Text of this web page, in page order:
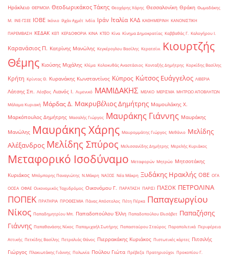
Ηράκλειο ΘΕΡΜΟΙΛ Θεοδωρικάκος Τάκης Θεοχάρης Χάρης Θεσσαλονίκη Θράκη Θωμαδάκης
Μ. ΙΝΕ-ΓΣΕΕ ΙΟΒΕ Ικόνιο Ιλχάν Αχμέτ Ινδία Ιράν Ιταλία ΚΑΔ ΚΑΘΗΜΕΡΙΝΗ ΚΑΝΟΝΙΣΤΙΚΗ
ΠΑΡΕΜΒΑΣΗ ΚΕΔΑΚ ΚΕΠ ΚΕΡΔΟΦΟΡΙΑ ΚΙΝΑ ΚΤΕΟ Κίνα Κίνημα Δημοκρατίας Καββαθάς Γ. Καλογήρου Ι.
Καρανάσιος Π. Κατρίνης Μανώλης Κεγκέρογλου Βασίλης Κερατσίνι
Κιουρτζής
Θέμης Κιούσης Μιχάλης Κλίμα Κολοκυθάς Αναστάσιος Κονταξής Δημήτρης Κορκίδης Βασίλης
Κρήτη Κρίντας Θ. Κυρανάκης Κωνσταντίνος Κύπρος Κώτσος Ευάγγελος ΛΙΒΕΡΙΑ
Λάτσης Σπ. Λέσβος Λιανός Ι. Λιμενικό ΜΑΜΙΔΑΚΗΣ ΜΕΛΚΟ ΜΕΡΙΣΜΑ ΜΗΤΡΩΟ ΑΠΟΒΛΗΤΩΝ
Μάλαμα Κυριακή Μάρδας Δ. Μακρυβέλιος Δημήτρης Μαμουλάκης Χ.
Μαρκόπουλος Δημήτρης Μασαλής Γιώργος Μαυράκης Γιάννης Μαυράκης
Μανώλης Μαυράκης Χάρης Μαυρομμάτης Γιώργος Μεθάνιο Μελίδης
Αλέξανδρος Μελίδης Σπύρος Μελισσανίδης Δημήτρης Μερελής Κυριάκος
Μεταφορικό Ισοδύναμο Μεταφορών Μητρώο Μητσοτάκης
Κυριάκος Μπόμπορης Παναγιώτης Ν.Μάκρη ΝΑΞΟΣ Νέα Μάκρη Ξυδάκης Ηρακλής ΟΒΕ ΟΓΑ
ΟΟΣΑ ΟΦΑΕ Οικονομικός Ταχυδρόμος Οικονόμου Γ. ΠΑΡΑΤΑΣΗ ΠΑΡΙΣΙ ΠΑΣΟΚ ΠΕΤΡΟΛΙΝΑ
ΠΟΠΕΚ ΠΡΑΤΗΡΙΑ ΠΡΟΘΕΣΜΙΑ Πάνας Απόστολος Πέτη Πέρκα Παπαγεωργίου
Νίκος Παπαδημητρίου Μπ. Παπαδοπούλου Έλλη Παπαδοπούλου Ελισάβετ Παπαζήσης
Γιάννης Παπαθανάσης Νίκος Παπαμιχαήλ Σωτήρης Παπασταύρου Σταύρος Παραπολιτικά Περιφέρεια
Αττικής Πετκίδης Βασίλης Πετραλιάς Θάνος Πιερρακάκης Κυριάκος Πιστωτικές κάρτες Πιτσιλής
Γιώργος Πλακιωτάκης Γιάννης Πολωνία Πούλου Γιώτα Πρέβεζα Πρατηριούχοι Προκοπίου Γ.